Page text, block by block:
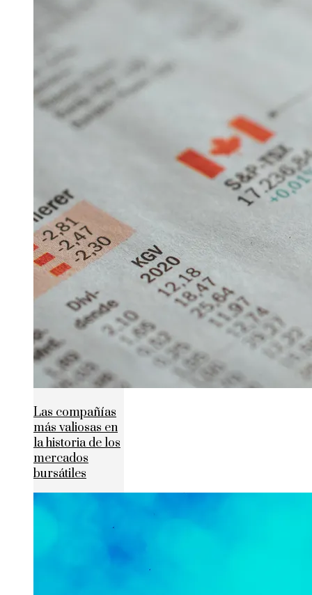
Las compañías
más valiosas en
la historia de los
mercados
bursátiles